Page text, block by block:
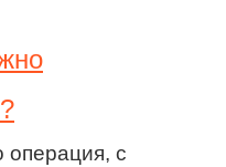
операция, с